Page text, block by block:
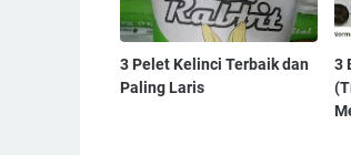
3 Pelet Kelinci Terbaik dan
Paling Laris
3